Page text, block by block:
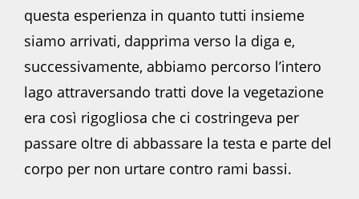
questa esperienza in quanto tutti insieme
siamo arrivati, dapprima verso la diga e,
successivamente, abbiamo percorso l’intero
lago attraversando tratti dove la vegetazione
era così rigogliosa che ci costringeva per
passare oltre di abbassare la testa e parte del
corpo per non urtare contro rami bassi.